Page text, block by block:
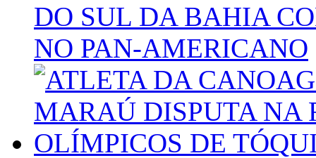
DO SUL DA BAHIA
NO PAN-AMERICANO